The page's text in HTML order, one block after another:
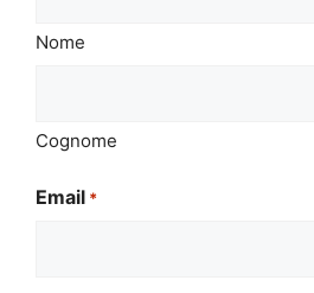
Nome
Cognome
Email *